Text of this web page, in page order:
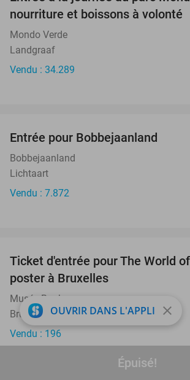
Épuisé!
nourriture et boissons à volonté
Mondo Verde
Landgraaf
Vendu : 34.289
Entrée pour Bobbejaanland
Bobbejaanland
Lichtaart
Vendu : 7.872
Ticket d'entrée pour The World
poster à Bruxelles
Musée Banksy
Bruxelles
Vendu : 196
OUVRIR DANS L'APPLI close